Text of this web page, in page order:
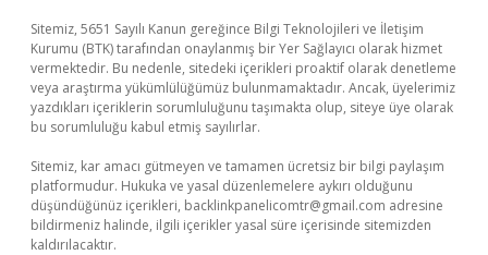
Sitemiz, 5651 Sayılı Kanun gereğince Bilgi Teknolojileri ve İletişim
Kurumu (BTK) tarafından onaylanmış bir Yer Sağlayıcı olarak hizmet
vermektedir. Bu nedenle, sitedeki içerikleri proaktif olarak denetleme
veya araştırma yükümlülüğümüz bulunmamaktadır. Ancak, üyelerimiz
yazdıkları içeriklerin sorumluluğunu taşımakta olup, siteye üye olarak
bu sorumluluğu kabul etmiş sayılırlar.
Sitemiz, kar amacı gütmeyen ve tamamen ücretsiz bir bilgi paylaşım
platformudur. Hukuka ve yasal düzenlemelere aykırı olduğunu
düşündüğünüz içerikleri, backlinkpanelicomtr@gmail.com adresine
bildirmeniz halinde, ilgili içerikler yasal süre içerisinde sitemizden
kaldırılacaktır.